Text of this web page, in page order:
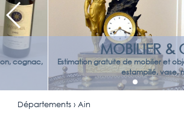
MOBILIER &
Estimation gratuite de mobilier et objets d'art,
estampillé, vase, miroir,
Départements› Ain